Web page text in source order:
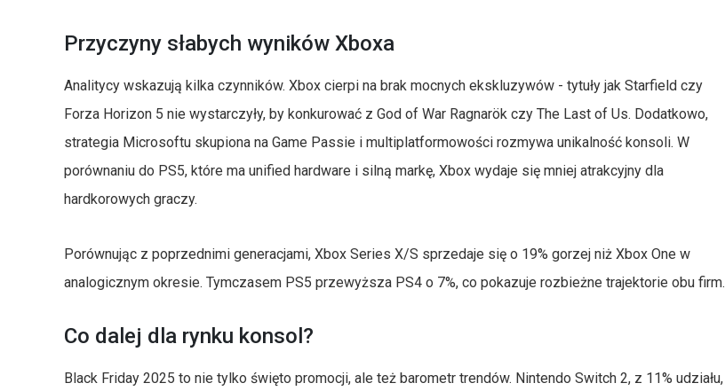
Przyczyny słabych wyników Xboxa
Analitycy wskazują kilka czynników. Xbox cierpi na brak mocnych ekskluzywów - tytuły jak Starfield czy
Forza Horizon 5 nie wystarczyły, by konkurować z God of War Ragnarök czy The Last of Us. Dodatkowo,
strategia Microsoftu skupiona na Game Passie i multiplatformowości rozmywa unikalność konsoli. W
porównaniu do PS5, które ma unified hardware i silną markę, Xbox wydaje się mniej atrakcyjny dla
hardkorowych graczy.
Porównując z poprzednimi generacjami, Xbox Series X/S sprzedaje się o 19% gorzej niż Xbox One w
analogicznym okresie. Tymczasem PS5 przewyższa PS4 o 7%, co pokazuje rozbieżne trajektorie obu firm.
Co dalej dla rynku konsol?
Black Friday 2025 to nie tylko święto promocji, ale też barometr trendów. Nintendo Switch 2, z 11% udziału,